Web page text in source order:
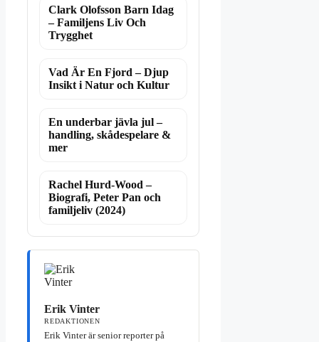
Clark Olofsson Barn Idag
– Familjens Liv Och
Trygghet
Vad Är En Fjord – Djup
Insikt i Natur och Kultur
En underbar jävla jul –
handling, skådespelare &
mer
Rachel Hurd-Wood –
Biografi, Peter Pan och
familjeliv (2024)
Erik Vinter
REDAKTIONEN
Erik Vinter är senior reporter på